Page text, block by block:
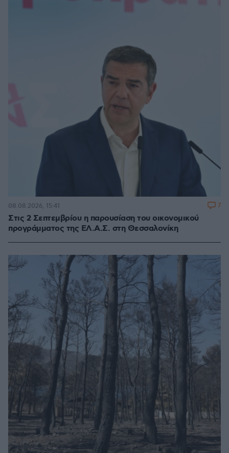
Στις 2 Σεπτεμβρίου η παρουσίαση του οικονομικού
προγράμματος της ΕΛ.Α.Σ. στη Θεσσαλονίκη
08.08.2026, 15:41 7